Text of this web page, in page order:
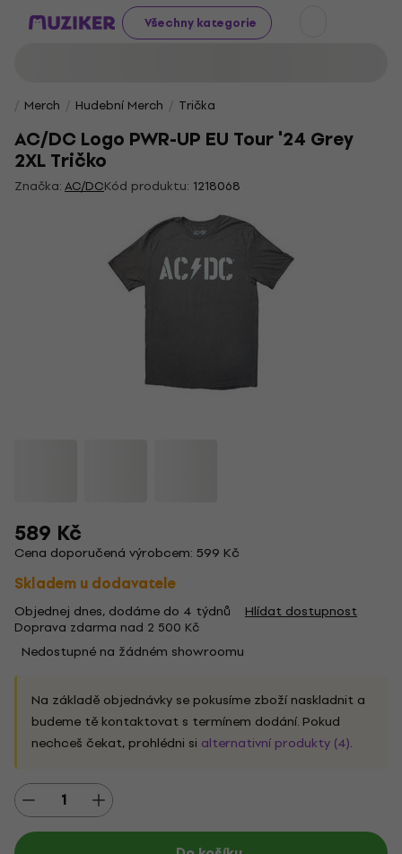
Všechny kategorie
Merch Hudební Merch Trička
AC/DC Logo PWR-UP EU Tour '24 Grey
2XL Tričko
Značka:AC/DCKód produktu: 1218068
589 Kč
Cena doporučená výrobcem: 599 Kč
Skladem u dodavatele
Objednej dnes, dodáme do 4 týdnů Hlídat dostupnost
Doprava zdarma nad 2 500 Kč
Nedostupné na žádném showroomu
Na základě objednávky se pokusíme zboží naskladnit a
budeme tě kontaktovat s termínem dodání. Pokud
nechceš čekat, prohlédni si alternativní produkty (4).